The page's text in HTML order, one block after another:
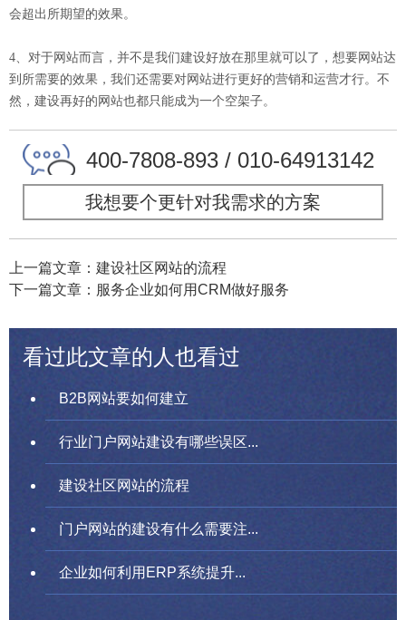
会超出所期望的效果。
4、对于网站而言，并不是我们建设好放在那里就可以了，想要网站达
到所需要的效果，我们还需要对网站进行更好的营销和运营才行。不
然，建设再好的网站也都只能成为一个空架子。
400-7808-893 / 010-64913142
我想要个更针对我需求的方案
上一篇文章：建设社区网站的流程
下一篇文章：服务企业如何用CRM做好服务
看过此文章的人也看过
B2B网站要如何建立
行业门户网站建设有哪些误区...
建设社区网站的流程
门户网站的建设有什么需要注...
企业如何利用ERP系统提升...